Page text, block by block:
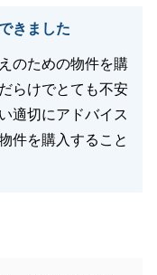
きました
のための物件を購
らけでとても不安
適切にアドバイス
件を購入すること